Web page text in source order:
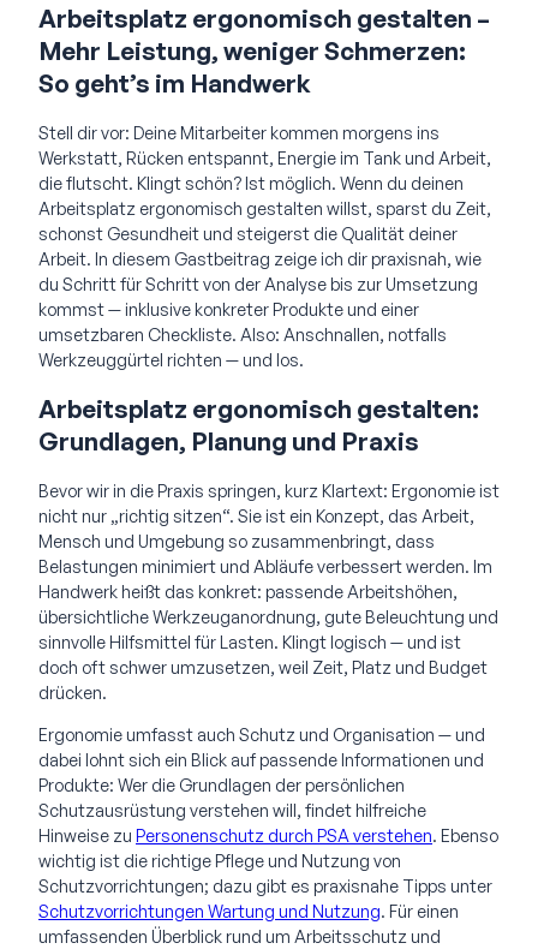
Arbeitsplatz ergonomisch gestalten –
Mehr Leistung, weniger Schmerzen:
So geht’s im Handwerk
Stell dir vor: Deine Mitarbeiter kommen morgens ins
Werkstatt, Rücken entspannt, Energie im Tank und Arbeit,
die flutscht. Klingt schön? Ist möglich. Wenn du deinen
Arbeitsplatz ergonomisch gestalten willst, sparst du Zeit,
schonst Gesundheit und steigerst die Qualität deiner
Arbeit. In diesem Gastbeitrag zeige ich dir praxisnah, wie
du Schritt für Schritt von der Analyse bis zur Umsetzung
kommst — inklusive konkreter Produkte und einer
umsetzbaren Checkliste. Also: Anschnallen, notfalls
Werkzeuggürtel richten — und los.
Arbeitsplatz ergonomisch gestalten:
Grundlagen, Planung und Praxis
Bevor wir in die Praxis springen, kurz Klartext: Ergonomie ist
nicht nur „richtig sitzen“. Sie ist ein Konzept, das Arbeit,
Mensch und Umgebung so zusammenbringt, dass
Belastungen minimiert und Abläufe verbessert werden. Im
Handwerk heißt das konkret: passende Arbeitshöhen,
übersichtliche Werkzeuganordnung, gute Beleuchtung und
sinnvolle Hilfsmittel für Lasten. Klingt logisch — und ist
doch oft schwer umzusetzen, weil Zeit, Platz und Budget
drücken.
Ergonomie umfasst auch Schutz und Organisation — und
dabei lohnt sich ein Blick auf passende Informationen und
Produkte: Wer die Grundlagen der persönlichen
Schutzausrüstung verstehen will, findet hilfreiche
Hinweise zu Personenschutz durch PSA verstehen. Ebenso
wichtig ist die richtige Pflege und Nutzung von
Schutzvorrichtungen; dazu gibt es praxisnahe Tipps unter
Schutzvorrichtungen Wartung und Nutzung. Für einen
umfassenden Überblick rund um Arbeitsschutz und